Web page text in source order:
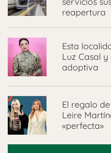
reapertura
Esta
Luz Casal
adoptiva
El regalo
Leire
«perfecta»